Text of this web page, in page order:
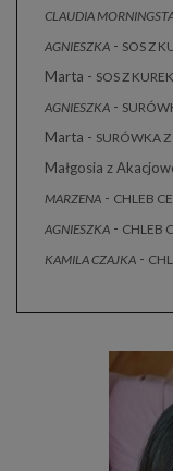
CLAUDIA
AGNIESZKA - SOS Z
Marta - SOS Z KUREK
AGNIESZKA -
Marta - SURÓWKA
Małgosia z
MARZENA - CHLEB
AGNIESZKA - CHLEB
KAMILA CZAJKA -